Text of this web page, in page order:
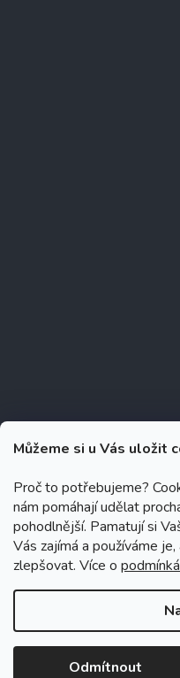
Můžeme si u Vás uložit
Proč to potřebujeme?
nám pomáhají udělat
pohodlnější. Pamatují si
Vás zajímá a používáme
zlepšovat. Více o
Odmítnout
Copyright 2026 Zubáček.cz
Grafický návrh vytvořil a na